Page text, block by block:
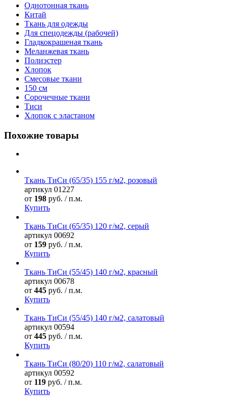
Однотонная ткань
Китай
Ткань для одежды
Для спецодежды (рабочей)
Гладкокрашеная ткань
Меланжевая ткань
Полиэстер
Хлопок
Смесовые ткани
150 см
Сорочечные ткани
Тиси
Хлопок с эластаном
Похожие товары
Ткань ТиСи (65/35) 155 г/м2, розовый
артикул 01227
от 198 руб. / п.м.
Купить
Ткань ТиСи (65/35) 120 г/м2, серый
артикул 00692
от 159 руб. / п.м.
Купить
Ткань ТиСи (55/45) 140 г/м2, красный
артикул 00678
от 445 руб. / п.м.
Купить
Ткань ТиСи (55/45) 140 г/м2, салатовый
артикул 00594
от 445 руб. / п.м.
Купить
Ткань ТиСи (80/20) 110 г/м2, салатовый
артикул 00592
от 119 руб. / п.м.
Купить